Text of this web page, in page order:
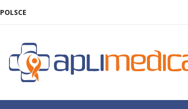
ZASTOSOWANIE